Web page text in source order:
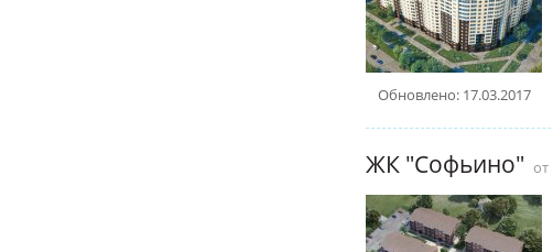
Обновлено: 17.03.2017
ЖК "Софьино" от